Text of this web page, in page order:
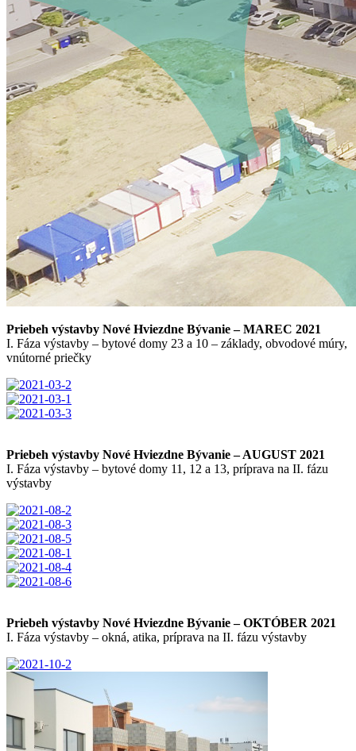
Priebeh výstavby Nové Hviezdne Bývanie – MAREC 2021
I. Fáza výstavby – bytové domy 23 a 10 – základy, obvodové múry,
vnútorné priečky
Priebeh výstavby Nové Hviezdne Bývanie – AUGUST 2021
I. Fáza výstavby – bytové domy 11, 12 a 13, príprava na II. fázu
výstavby
Priebeh výstavby Nové Hviezdne Bývanie – OKTÓBER 2021
I. Fáza výstavby – okná, atika, príprava na II. fázu výstavby